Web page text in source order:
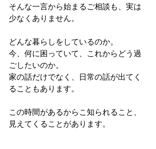
そんな一言から始まるご相談も、実は
少なくありません。
どんな暮らしをしているのか。
今、何に困っていて、これからどう過
ごしたいのか。
家の話だけでなく、日常の話が出てく
ることもあります。
この時間があるからこ知られること、
見えてくることがあります。